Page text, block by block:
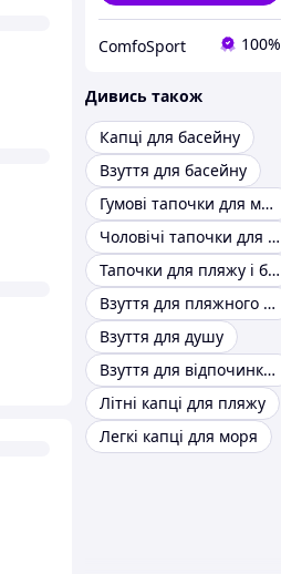
ComfoSport 100%
Дивись також
Капці для басейну
Взуття для басейну
Гумові тапочки для моря
Чоловічі тапочки для плавання
Тапочки для пляжу і басейну
Взуття для пляжного відпочинку
Взуття для душу
Взуття для відпочинку на морі
Літні капці для пляжу
Легкі капці для моря